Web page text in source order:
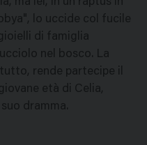
ma lei, in un raptus in
lo uccide col fucile
di famiglia
nel bosco. La
rende partecipe il
età di Celia,
dramma.